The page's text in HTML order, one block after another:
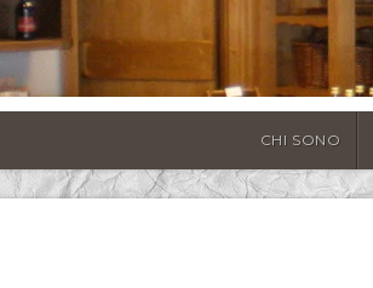
CHI SONO